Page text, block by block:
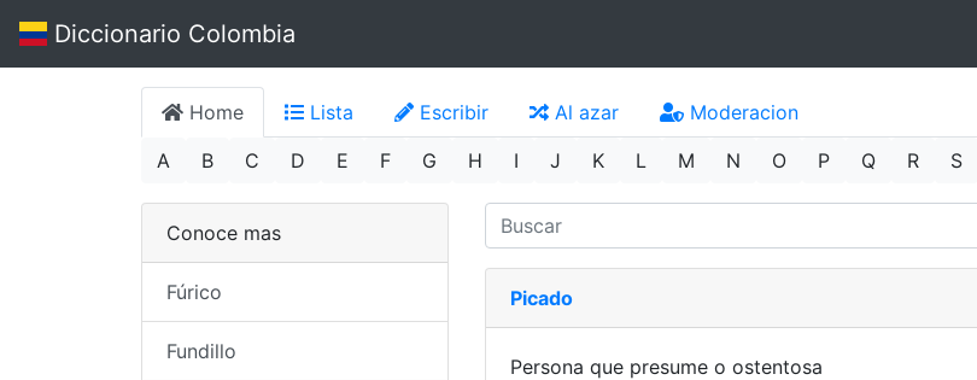
Diccionario Colombia
Home Lista Escribir Al azar
Moderacion
A
B C D E F G H I J K L M N O P Q R S
Picado
Persona que presume o ostentosa
Conoce mas
Fúrico
Fundillo